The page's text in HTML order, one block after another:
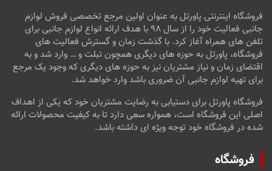
فروشگاه اینترنتی پاورتل به عنوان اولین مرجع تخصصی فروش لوازم
جانبی فعالیت خود را از سال ۹۸ با هدف ارائه انواع لوازم جانبی برای
تلفن های همراه آغاز کرد. با گذشت زمان و گسترش فعالیت های
فروشگاه، پاورتل به حوزه های دیگری همچون تبلت و … وارد شد و به
اقتضای زمان و نیاز مشتریان نیز به حوزه های دیگری که وجود یک مرجع
برای تهیه لوازم جانبی آن ضروری باشد وارد خواهد شد.
فروشگاه پاورتل برای دستیابی به رضایت مشتریان خود که یکی از اهداف
اصلی این فروشگاه است، همواره سعی دارد تا به کیفیت محصولات ارائه
شده در فروشگاه خود توجه ویژه ای داشته باشد.
فروشگاه